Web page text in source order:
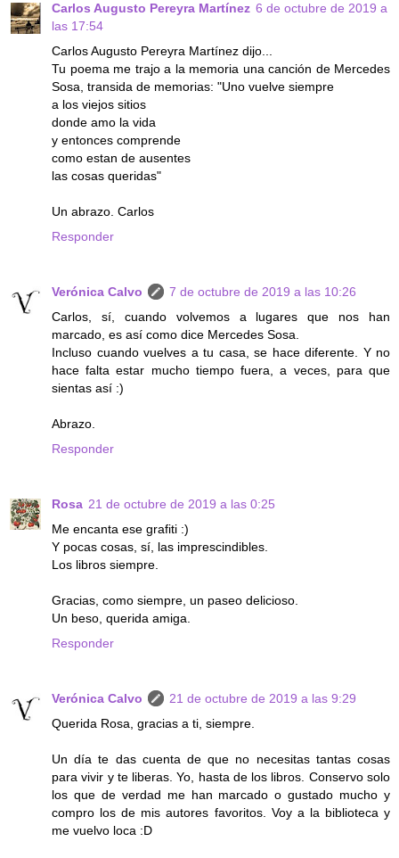
Carlos Augusto Pereyra Martínez 6 de octubre de 2019 a
las 17:54
Carlos Augusto Pereyra Martínez dijo...
Tu poema me trajo a la memoria una canción de Mercedes
Sosa, transida de memorias: "Uno vuelve siempre
a los viejos sitios
donde amo la vida
y entonces comprende
como estan de ausentes
las cosas queridas"
Un abrazo. Carlos
Responder
Verónica Calvo
7 de octubre de 2019 a las 10:26
Carlos, sí, cuando volvemos a lugares que nos han
marcado, es así como dice Mercedes Sosa.
Incluso cuando vuelves a tu casa, se hace diferente. Y no
hace falta estar mucho tiempo fuera, a veces, para que
sientas así :)
Abrazo.
Responder
Rosa 21 de octubre de 2019 a las 0:25
Me encanta ese grafiti :)
Y pocas cosas, sí, las imprescindibles.
Los libros siempre.
Gracias, como siempre, un paseo delicioso.
Un beso, querida amiga.
Responder
Verónica Calvo
21 de octubre de 2019 a las 9:29
Querida Rosa, gracias a ti, siempre.
Un día te das cuenta de que no necesitas tantas cosas
para vivir y te liberas. Yo, hasta de los libros. Conservo solo
los que de verdad me han marcado o gustado mucho y
compro los de mis autores favoritos. Voy a la biblioteca y
me vuelvo loca :D